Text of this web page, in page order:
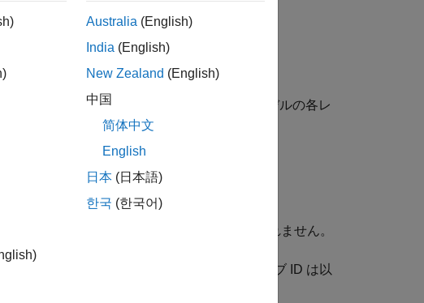
クします。
うに、同じタイプの基本構成を使用してモデルの各レ
め、このチェックにはサブチェックは含まれません。
使用が推奨されている MAB ガイドライン サブ ID は以
Australia (English)
India (English)
New Zealand (English)
中国
简体中文
English
日本 (日本語)
한국 (한국어)